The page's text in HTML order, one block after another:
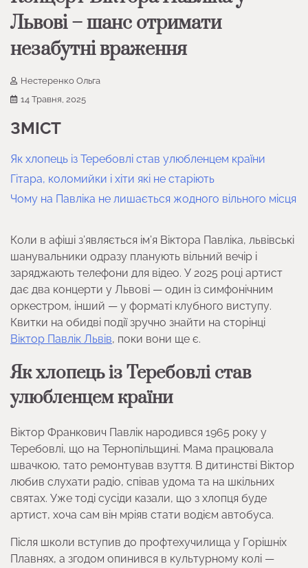
Львові – шанс отримати
незабутні враження
Нестеренко Ольга
14 Травня, 2025
ЗМІСТ
Як хлопець із Теребовлі став улюбленцем країни
Гітара, коломийки і хіти які не старіють
Чому на Павліка не лишається жодного вільного місця
Коли в афіші з’являється ім’я Віктора Павліка, львівські
шанувальники одразу планують вільний вечір і
заряджають телефони для відео. У 2025 році артист
дає два концерти у Львові — один із симфонічним
оркестром, інший — у форматі клубного виступу.
Квитки на обидві події зручно знайти на сторінці
Віктор Павлік Львів, поки вони ще є.
Як хлопець із Теребовлі став
улюбленцем країни
Віктор Франкович Павлік народився 1965 року у
Теребовлі, що на Тернопільщині. Мама працювала
швачкою, тато ремонтував взуття. В дитинстві Віктор
любив слухати радіо, співав удома та на шкільних
святах. Уже тоді сусіди казали, що з хлопця буде
артист, хоча сам він мріяв стати водієм автобуса.
Після школи вступив до профтехучилища у Горішніх
Плавнях, а згодом опинився в культурному колі —